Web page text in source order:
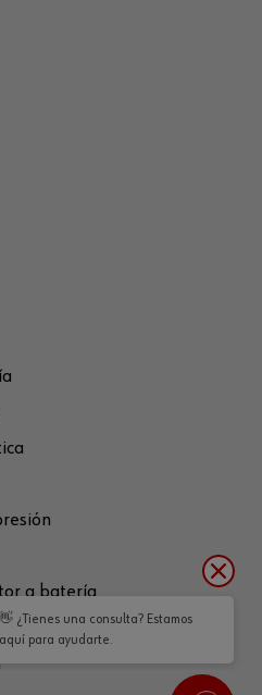
a batería
👋 ¿Tienes una consulta? Estamos
aquí para ayudarte.